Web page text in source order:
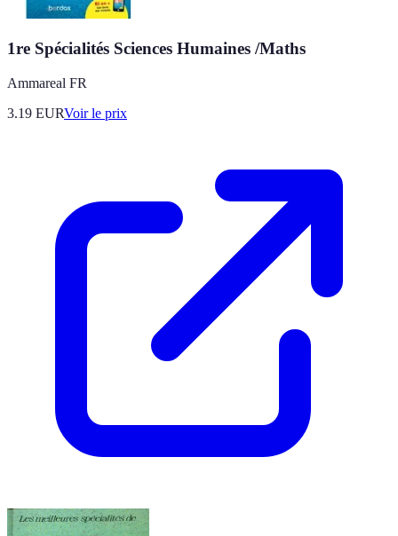
1re Spécialités Sciences Humaines /Maths
Ammareal FR
3.19 EURVoir le prix